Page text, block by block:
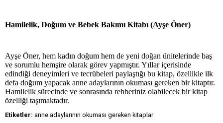
Hamilelik, Doğum ve Bebek Bakımı Kitabı (Ayşe Öner)
Ayşe Öner, hem kadın doğum hem de yeni doğan ünitelerinde baş
ve sorumlu hemşire olarak görev yapmıştır. Yıllar içerisinde
edindiği deneyimleri ve tecrübeleri paylaştığı bu kitap, özellikle ilk
defa doğum yapacak anne adaylarının okuması gereken bir kitaptır.
Hamilelik sürecinde ve sonrasında rehberiniz olabilecek bir kitap
özelliği taşımaktadır.
Etiketler: anne adaylarının okuması gereken kitaplar